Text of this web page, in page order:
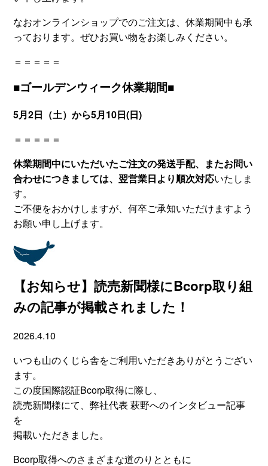
なおオンラインショップでのご注文は、休業期間中も承
っております。ぜひお買い物をお楽しみください。
＝＝＝＝＝
■ゴールデンウィーク休業期間■
5月2日（土）から5月10日(日)
＝＝＝＝＝
休業期間中にいただいたご注文の発送手配、またお問い
合わせにつきましては、翌営業日より順次対応いたしま
す。
ご不便をおかけしますが、何卒ご承知いただけますよう
お願い申し上げます。
【お知らせ】読売新聞様にBcorp取り組
みの記事が掲載されました！
2026.4.10
いつも山のくじら舎をご利用いただきありがとうござい
ます。
この度国際認証Bcorp取得に際し、
読売新聞様にて、弊社代表 萩野へのインタビュー記事
を
掲載いただきました。
Bcorp取得へのさまざまな道のりとともに